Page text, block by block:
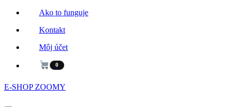
Ako to funguje
Kontakt
Môj účet
0
E-SHOP ZOOMY